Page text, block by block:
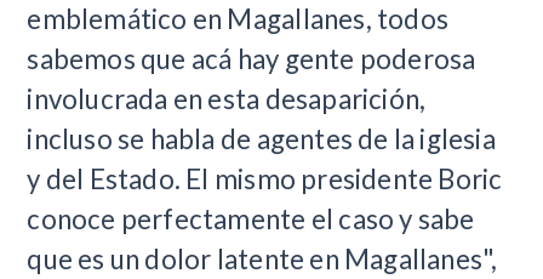
emblemático en Magallanes, todos
sabemos que acá hay gente poderosa
involucrada en esta desaparición,
incluso se habla de agentes de la iglesia
y del Estado. El mismo presidente Boric
conoce perfectamente el caso y sabe
que es un dolor latente en Magallanes",